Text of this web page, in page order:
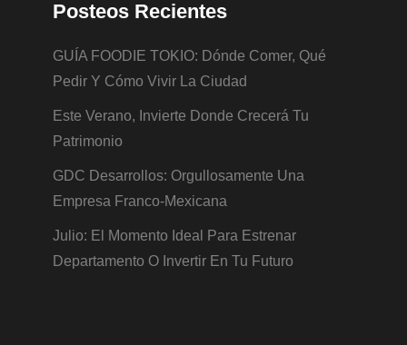
Posteos Recientes
GUÍA FOODIE TOKIO: Dónde Comer, Qué
Pedir Y Cómo Vivir La Ciudad
Este Verano, Invierte Donde Crecerá Tu
Patrimonio
GDC Desarrollos: Orgullosamente Una
Empresa Franco-Mexicana
Julio: El Momento Ideal Para Estrenar
Departamento O Invertir En Tu Futuro